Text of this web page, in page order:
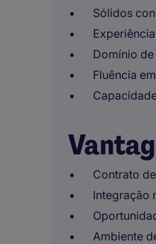
Sólidos
Domínio
Fluência
Contrato
Integração
Ambiente